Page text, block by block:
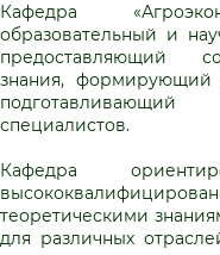
Кафедра
образовательный и
предоставляющий
знания,
специалистов.
Кафедра
теоретическими
для различных